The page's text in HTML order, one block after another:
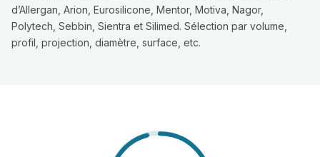
d’Allergan, Arion, Eurosilicone, Mentor, Motiva, Nagor,
Polytech, Sebbin, Sientra et Silimed. Sélection par volume,
profil, projection, diamètre, surface, etc.